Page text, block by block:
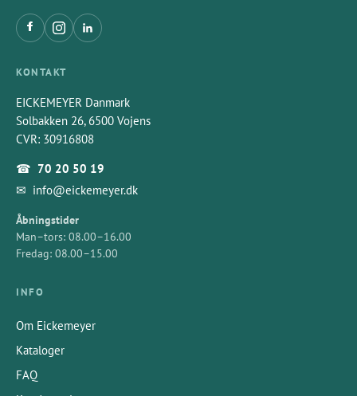
KONTAKT
EICKEMEYER Danmark
Solbakken 26, 6500 Vojens
CVR: 30916808
☎ 70 20 50 19
✉ info@eickemeyer.dk
Åbningstider
Man–tors: 08.00–16.00
Fredag: 08.00–15.00
INFO
Om Eickemeyer
Kataloger
FAQ